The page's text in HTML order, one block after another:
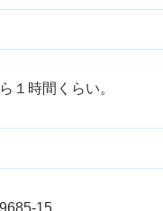
１時間くらい。
15